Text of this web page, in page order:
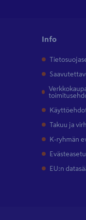
Info
Takuu ja
K-ryhmän
EU:n